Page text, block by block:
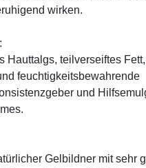
wirken.
Hauttalgs, teilverseiftes Fett,
feuchtigkeitsbewahrende
und
Gelbildner mit sehr